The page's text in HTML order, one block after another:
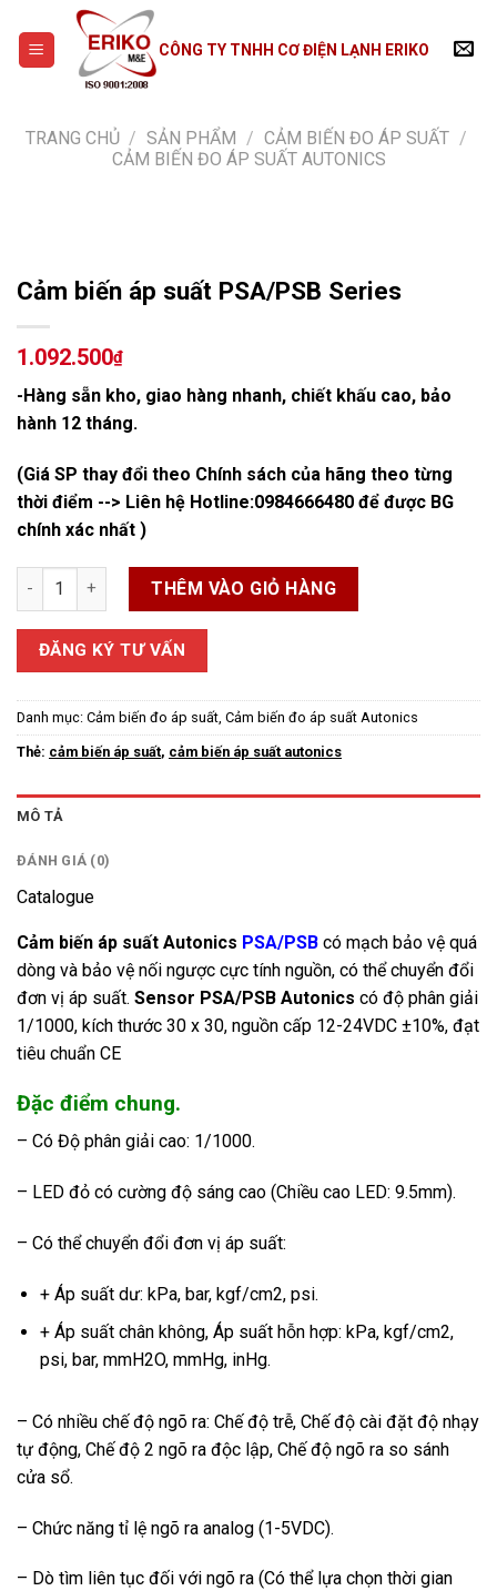
content
CÔNG TY TNHH CƠ ĐIỆN LẠNH ERIKO
TRANG CHỦ / SẢN PHẨM / CẢM BIẾN ĐO ÁP SUẤT /
CẢM BIẾN ĐO ÁP SUẤT AUTONICS
Cảm biến áp suất PSA/PSB Series
1.092.500₫
-Hàng sẵn kho, giao hàng nhanh, chiết khấu cao, bảo
hành 12 tháng.
(Giá SP thay đổi theo Chính sách của hãng theo từng
thời điểm --> Liên hệ Hotline:0984666480 để được BG
chính xác nhất )
Cảm biến áp suất PSA/PSB Series số lượng
THÊM VÀO GIỎ HÀNG
ĐĂNG KÝ TƯ VẤN
Danh mục: Cảm biến đo áp suất, Cảm biến đo áp suất Autonics
Thẻ: cảm biến áp suất, cảm biến áp suất autonics
MÔ TẢ
ĐÁNH GIÁ (0)
Catalogue
Cảm biến áp suất Autonics PSA/PSB có mạch bảo vệ quá
dòng và bảo vệ nối ngược cực tính nguồn, có thể chuyển đổi
đơn vị áp suất. Sensor PSA/PSB Autonics có độ phân giải
1/1000, kích thước 30 x 30, nguồn cấp 12-24VDC ±10%, đạt
tiêu chuẩn CE
Đặc điểm chung.
– Có Độ phân giải cao: 1/1000.
– LED đỏ có cường độ sáng cao (Chiều cao LED: 9.5mm).
– Có thể chuyển đổi đơn vị áp suất:
+ Áp suất dư: kPa, bar, kgf/cm2, psi.
+ Áp suất chân không, Áp suất hỗn hợp: kPa, kgf/cm2,
psi, bar, mmH2O, mmHg, inHg.
– Có nhiều chế độ ngõ ra: Chế độ trễ, Chế độ cài đặt độ nhạy
tự động, Chế độ 2 ngõ ra độc lập, Chế độ ngõ ra so sánh
cửa sổ.
– Chức năng tỉ lệ ngõ ra analog (1-5VDC).
– Dò tìm liên tục đối với ngõ ra (Có thể lựa chọn thời gian